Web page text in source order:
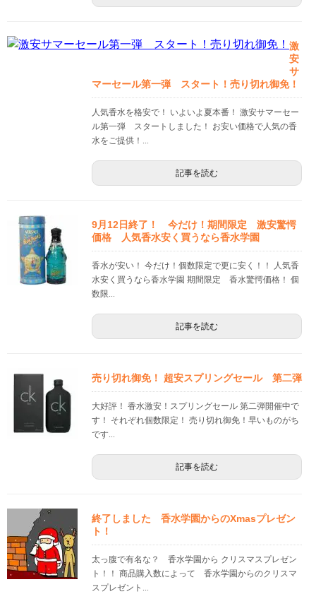
激
安
サ
マーセール第一弾 スタート！売り切れ御免！
人気香水を格安で！ いよいよ夏本番！ 激安サマーセー
ル第一弾 スタートしました！ お安い価格で人気の香
水をご提供！...
記事を読む
9月12日終了！ 今だけ！期間限定 激安驚愕
価格 人気香水安く買うなら香水学園
香水が安い！ 今だけ！個数限定で更に安く！！ 人気香
水安く買うなら香水学園 期間限定 香水驚愕価格！ 個
数限...
記事を読む
売り切れ御免！ 超安スプリングセール 第二弾
大好評！ 香水激安！スプリングセール 第二弾開催中で
す！ それぞれ個数限定！ 売り切れ御免！早いものがち
です...
記事を読む
終了しました 香水学園からのXmasプレゼン
ト！
太っ腹で有名な？ 香水学園から クリスマスプレゼン
ト！！ 商品購入数によって 香水学園からのクリスマ
スプレゼント...